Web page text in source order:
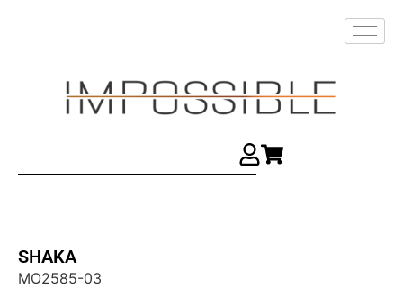
SHAKA
MO2585-03